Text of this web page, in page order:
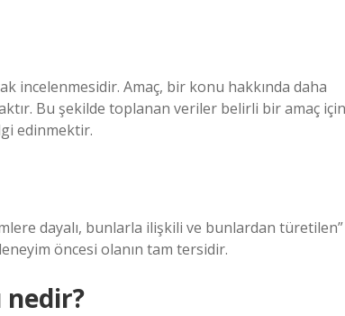
incelenmesidir. Amaç, bir konu hakkında daha
Bu şekilde toplanan veriler belirli bir amaç için
edinmektir.
dayalı, bunlarla ilişkili ve bunlardan türetilen”
öncesi olanın tam tersidir.
nedir?